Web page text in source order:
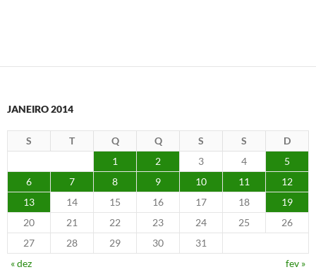
JANEIRO 2014
S T Q Q S S
D
1
2 3 4
5
6
7 8 9 10 11
12
13
14 15 16 17 18
19
20
21 22 23 24 25
26
27
28 29 30
31
« dez
fev »